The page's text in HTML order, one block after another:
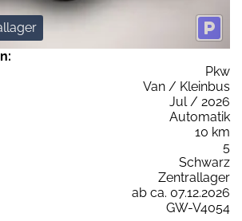
Pkw
Van / Kleinbus
Jul / 2026
Automatik
10 km
5
Schwarz
Zentrallager
ab ca. 07.12.2026
GW-V4054